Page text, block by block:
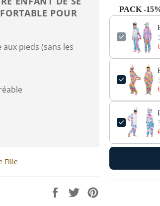
POUR
pieds (sans les
Fille
PartagerTweeter
PACK -